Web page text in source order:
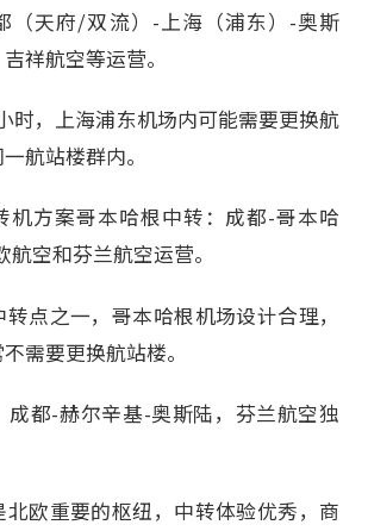
（天府/双流）-上海（浦东）-奥斯
祥航空等运营。
时，上海浦东机场内可能需要更换航
航站楼群内。
机方案哥本哈根中转：成都-哥本哈
空和芬兰航空运营。
点之一，哥本哈根机场设计合理，
需要更换航站楼。
成都-赫尔辛基-奥斯陆，芬兰航空独
欧重要的枢纽，中转体验优秀，商